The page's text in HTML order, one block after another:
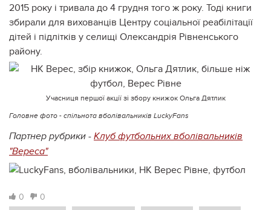
2015 року і тривала до 4 грудня того ж року. Тоді книги
збирали для вихованців Центру соціальної реабілітації
дітей і підлітків у селищі Олександрія Рівненського
району.
Учасниця першої акції зі збору книжок Ольга Дятлик
Головне фото - спільнота вболівальників LuckyFans
Партнер рубрики - Клуб футбольних вболівальників
"Вереса"
0 0